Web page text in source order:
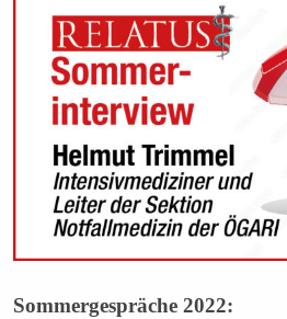
Sommergespräche 2022: